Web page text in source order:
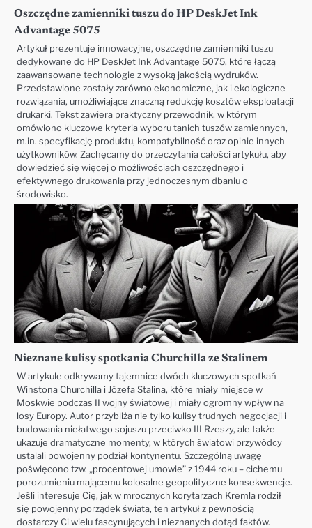
Oszczędne zamienniki tuszu do HP DeskJet Ink
Advantage 5075
Artykuł prezentuje innowacyjne, oszczędne zamienniki tuszu
dedykowane do HP DeskJet Ink Advantage 5075, które łączą
zaawansowane technologie z wysoką jakością wydruków.
Przedstawione zostały zarówno ekonomiczne, jak i ekologiczne
rozwiązania, umożliwiające znaczną redukcję kosztów eksploatacji
drukarki. Tekst zawiera praktyczny przewodnik, w którym
omówiono kluczowe kryteria wyboru tanich tuszów zamiennych,
m.in. specyfikację produktu, kompatybilność oraz opinie innych
użytkowników. Zachęcamy do przeczytania całości artykułu, aby
dowiedzieć się więcej o możliwościach oszczędnego i
efektywnego drukowania przy jednoczesnym dbaniu o
środowisko.
Nieznane kulisy spotkania Churchilla ze Stalinem
W artykule odkrywamy tajemnice dwóch kluczowych spotkań
Winstona Churchilla i Józefa Stalina, które miały miejsce w
Moskwie podczas II wojny światowej i miały ogromny wpływ na
losy Europy. Autor przybliża nie tylko kulisy trudnych negocjacji i
budowania niełatwego sojuszu przeciwko III Rzeszy, ale także
ukazuje dramatyczne momenty, w których światowi przywódcy
ustalali powojenny podział kontynentu. Szczególną uwagę
poświęcono tzw. „procentowej umowie” z 1944 roku – cichemu
porozumieniu mającemu kolosalne geopolityczne konsekwencje.
Jeśli interesuje Cię, jak w mrocznych korytarzach Kremla rodził
się powojenny porządek świata, ten artykuł z pewnością
dostarczy Ci wielu fascynujących i nieznanych dotąd faktów.